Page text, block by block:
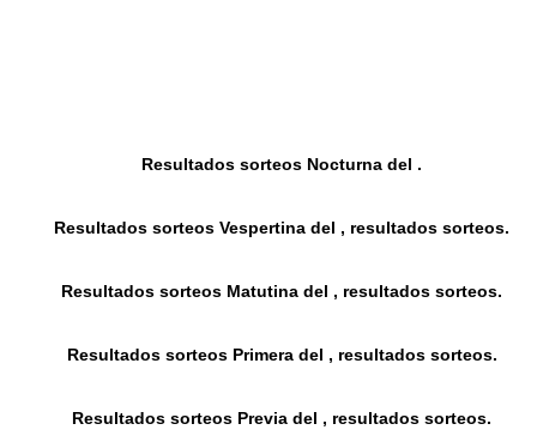
Resultados sorteos Nocturna del .
Resultados sorteos Vespertina del , resultados sorteos.
Resultados sorteos Matutina del , resultados sorteos.
Resultados sorteos Primera del , resultados sorteos.
Resultados sorteos Previa del , resultados sorteos.